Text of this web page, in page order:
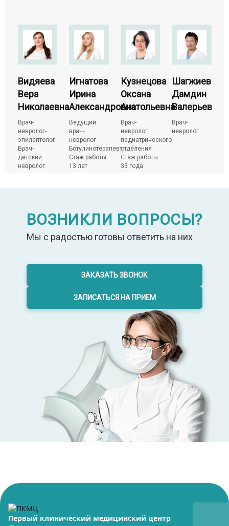
Видяева
Вера
Николаевна
Врач-
невролог-
эпилептолог
Врач-
детский
невролог
Игнатова
Ирина
Александровна
Ведущий
врач-
невролог
Ботулинотерапевт
Стаж работы:
13 лет
Кузнецова
Оксана
Анатольевна
Врач-
невролог
педиатрического
отделения
Стаж работы:
33 года
Шагжиев
Дамдин
Валерьевич
Врач-
невролог
ВОЗНИКЛИ ВОПРОСЫ?
Мы с радостью готовы ответить на них
ЗАКАЗАТЬ ЗВОНОК
ЗАПИСАТЬСЯ НА ПРИЕМ
Первый клинический медицинский центр